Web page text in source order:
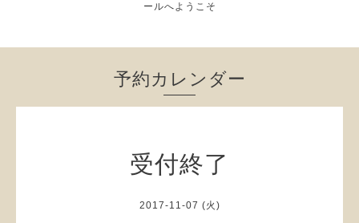
ールへようこそ
予約カレンダー
受付終了
2017-11-07 (火)